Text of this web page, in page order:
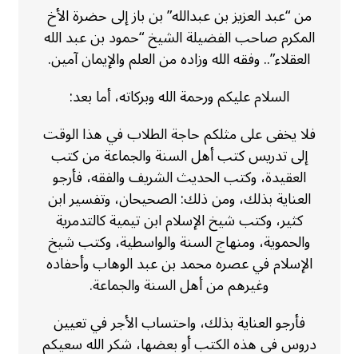
من “عبد العزيز بن عبدالله” بن باز إلى حضرة الأخ
المكرم صاحب الفضيلة الشيخ “حمود بن عبد الله
العقلاء”.. وفقه الله وزاده من العلم والإيمان آمين.
السلام عليكم ورحمة الله وبركاته، أما بعد:
فلا يخفى على مثلكم حاجة الطلاب في هذا الوقت
إلى تدريس كتب أهل السنة والجماعة من كتب
العقيدة، وكتب الحديث الشريف والفقه، فأرجو
العناية بذلك، ومن ذلك: الصحيحان، وتفسير ابن
كثير، وكتب شيخ الإسلام ابن تيمية كالتدمرية
والحموية، ومنهاج السنة والواسطية، وكتب شيخ
الإسلام في عصره محمد بن عبد الوهاب وأحفاده
وغيرهم من أهل السنة والجماعة.
فأرجو العناية بذلك، واحتساب الأجر في تعيين
دروس في هذه الكتب أو بعضها، شكر الله سعيكم